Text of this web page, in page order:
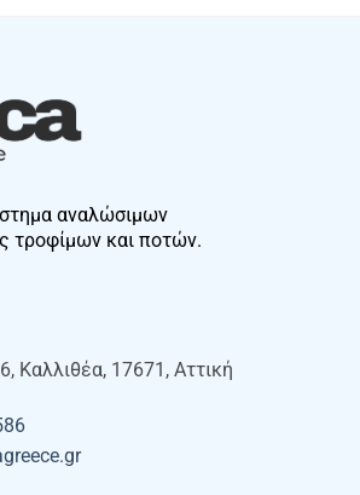
αναλώσιμων
τροφίμων και ποτών.
Καλλιθέα, 17671, Αττική